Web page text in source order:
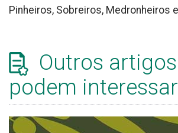
Pinheiros, Sobreiros, Medronheiros
Outros
podem interessar